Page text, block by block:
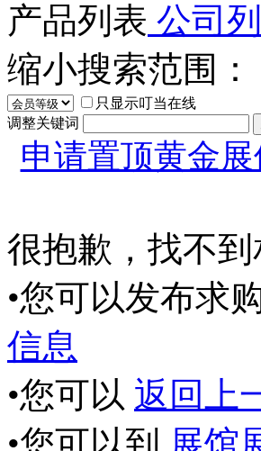
产品列表 公司
缩小搜索范围：
只显示叮当在线
调整关键词
申请置顶黄金
很抱歉，找不
•您可以发布求
信息
•您可以 返回上